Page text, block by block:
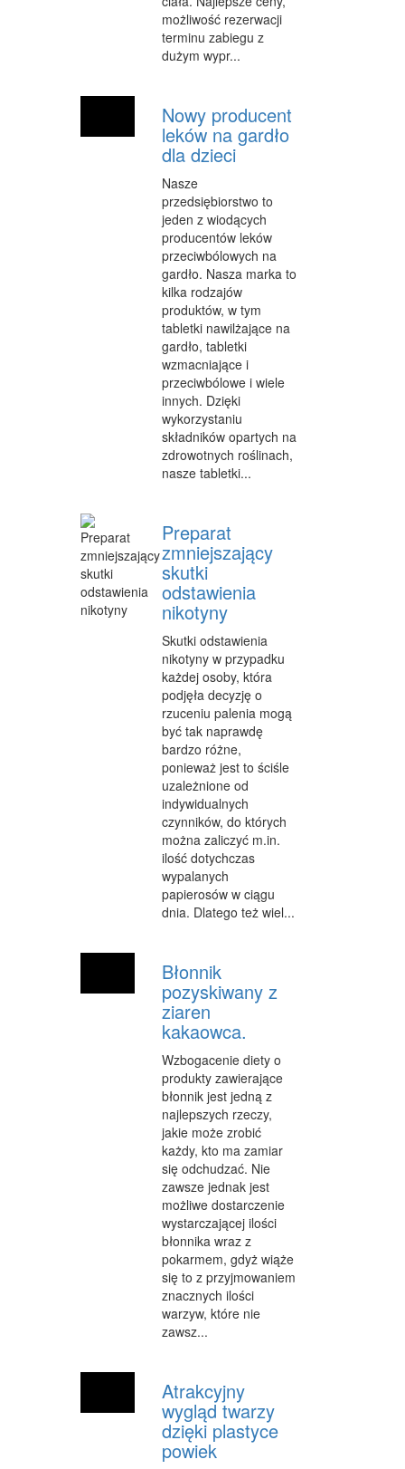
INNE AGENCJE
WIGOR
HOBBY
ZAJĘCIA SPORTOWE I REKREACYJNE
PRODUKCJA
INFORMATYCZNE
RESTAURACJE, CATERING
FOTOGRAFIA
ADWOKACI, PORADY PRAWNE
SPRZĄTANIE, PORZĄDKOWANIE
SERWIS
OPIEKA
INNE USŁUGI
WYCIECZKI
HOTELE I NOCLEGI
PODRÓŻE
ZDROWIE
DIETETYKA, ODCHUDZANIE
KOSMETYKI
LECZENIE
SALONY KOSMETYCZNE
SPRZĘT MEDYCZNY
WEB
OPROGRAMOWANIE
KONTAKT
możliwość rezerwacji
terminu zabiegu z
dużym wypr...
Nowy producent
leków na gardło
dla dzieci
Nasze
przedsiębiorstwo to
jeden z wiodących
producentów leków
przeciwbólowych na
gardło. Nasza marka to
kilka rodzajów
produktów, w tym
tabletki nawilżające na
gardło, tabletki
wzmacniające i
przeciwbólowe i wiele
innych. Dzięki
wykorzystaniu
składników opartych na
zdrowotnych roślinach,
nasze tabletki...
Preparat
zmniejszający
skutki
odstawienia
nikotyny
Skutki odstawienia
nikotyny w przypadku
każdej osoby, która
podjęła decyzję o
rzuceniu palenia mogą
być tak naprawdę
bardzo różne,
ponieważ jest to ściśle
uzależnione od
indywidualnych
czynników, do których
można zaliczyć m.in.
ilość dotychczas
wypalanych
papierosów w ciągu
dnia. Dlatego też wiel...
Błonnik
pozyskiwany z
ziaren
kakaowca.
Wzbogacenie diety o
produkty zawierające
błonnik jest jedną z
najlepszych rzeczy,
jakie może zrobić
każdy, kto ma zamiar
się odchudzać. Nie
zawsze jednak jest
możliwe dostarczenie
wystarczającej ilości
błonnika wraz z
pokarmem, gdyż wiąże
się to z przyjmowaniem
znacznych ilości
warzyw, które nie
zawsz...
Atrakcyjny
wygląd twarzy
dzięki plastyce
powiek